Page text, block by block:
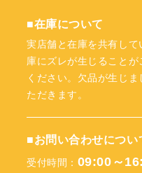
■在庫について
実店舗と在庫を共有し
庫にズレが生じること
ください。欠品が生じ
ただきます。
■お問い合わせについ
受付時間： 09:00～